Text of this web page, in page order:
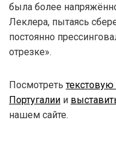
была более
Леклера, пытаясь
постоянно
отрезке».
Посмотреть
Португалии и
нашем сайте.